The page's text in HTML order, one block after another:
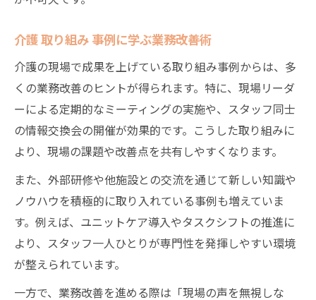
介護 取り組み 事例に学ぶ業務改善術
介護の現場で成果を上げている取り組み事例からは、多
くの業務改善のヒントが得られます。特に、現場リーダ
ーによる定期的なミーティングの実施や、スタッフ同士
の情報交換会の開催が効果的です。こうした取り組みに
より、現場の課題や改善点を共有しやすくなります。
また、外部研修や他施設との交流を通じて新しい知識や
ノウハウを積極的に取り入れている事例も増えていま
す。例えば、ユニットケア導入やタスクシフトの推進に
より、スタッフ一人ひとりが専門性を発揮しやすい環境
が整えられています。
一方で、業務改善を進める際は「現場の声を無視しな